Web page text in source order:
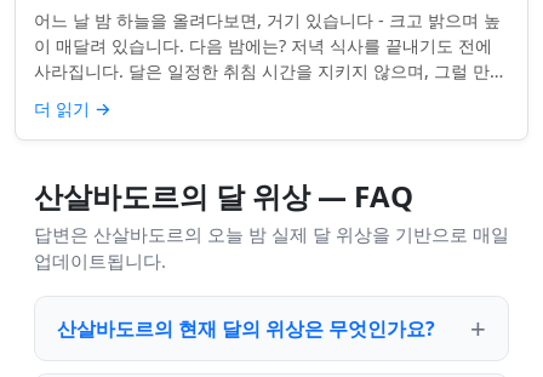
어느 날 밤 하늘을 올려다보면, 거기 있습니다 - 크고 밝으며 높
이 매달려 있습니다. 다음 밤에는? 저녁 식사를 끝내기도 전에
사라집니다. 달은 일정한 취침 시간을 지키지 않으며, 그럴 만한
좋은 이유가 있습니다. ...
더 읽기 →
산살바도르의 달 위상 — FAQ
답변은 산살바도르의 오늘 밤 실제 달 위상을 기반으로 매일
업데이트됩니다.
산살바도르의 현재 달의 위상은 무엇인가요?